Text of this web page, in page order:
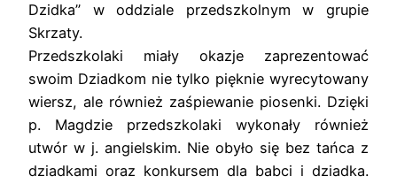
Dzidka” w oddziale przedszkolnym w grupie
Skrzaty.
Przedszkolaki miały okazje zaprezentować
swoim Dziadkom nie tylko pięknie wyrecytowany
wiersz, ale również zaśpiewanie piosenki. Dzięki
p. Magdzie przedszkolaki wykonały również
utwór w j. angielskim. Nie obyło się bez tańca z
dziadkami oraz konkursem dla babci i dziadka.